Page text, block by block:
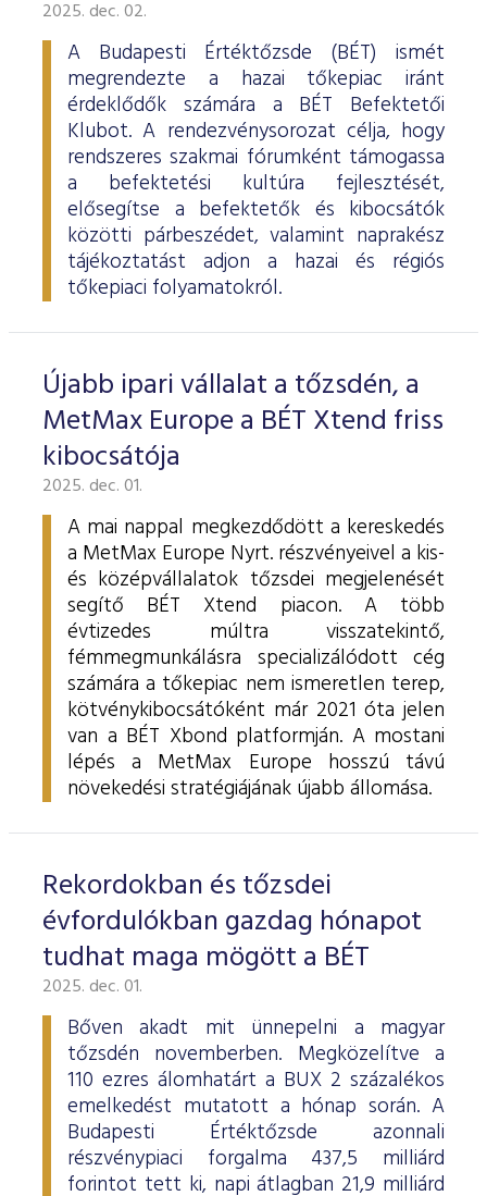
ESG Útmutató
2025. dec. 02.
A Budapesti Értéktőzsde (BÉT) ismét
megrendezte a hazai tőkepiac iránt
érdeklődők számára a BÉT Befektetői
Klubot. A rendezvénysorozat célja, hogy
rendszeres szakmai fórumként támogassa
a befektetési kultúra fejlesztését,
elősegítse a befektetők és kibocsátók
közötti párbeszédet, valamint naprakész
tájékoztatást adjon a hazai és régiós
tőkepiaci folyamatokról.
Újabb ipari vállalat a tőzsdén, a
MetMax Europe a BÉT Xtend friss
kibocsátója
2025. dec. 01.
A mai nappal megkezdődött a kereskedés
a MetMax Europe Nyrt. részvényeivel a kis-
és középvállalatok tőzsdei megjelenését
segítő BÉT Xtend piacon. A több
évtizedes múltra visszatekintő,
fémmegmunkálásra specializálódott cég
számára a tőkepiac nem ismeretlen terep,
kötvénykibocsátóként már 2021 óta jelen
van a BÉT Xbond platformján. A mostani
lépés a MetMax Europe hosszú távú
növekedési stratégiájának újabb állomása.
Rekordokban és tőzsdei
évfordulókban gazdag hónapot
tudhat maga mögött a BÉT
2025. dec. 01.
Bőven akadt mit ünnepelni a magyar
tőzsdén novemberben. Megközelítve a
110 ezres álomhatárt a BUX 2 százalékos
emelkedést mutatott a hónap során. A
Budapesti Értéktőzsde azonnali
részvénypiaci forgalma 437,5 milliárd
forintot tett ki, napi átlagban 21,9 milliárd